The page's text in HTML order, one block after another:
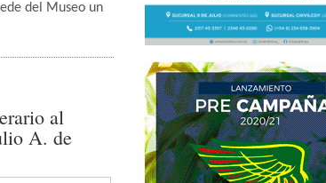
del Museo un
al
A. de